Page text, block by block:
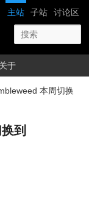
导航
主站 子站 讨论区
关于
本周切换
到